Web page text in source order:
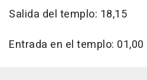
Salida del templo: 18,15
Entrada en el templo: 01,00